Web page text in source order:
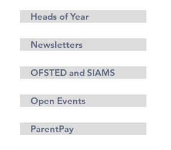
Heads of Year
Newsletters
OFSTED and SIAMS
Open Events
ParentPay